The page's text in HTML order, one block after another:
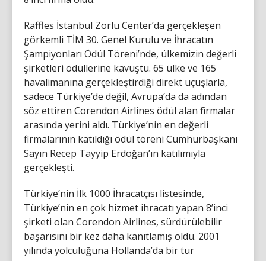
Raffles İstanbul Zorlu Center’da gerçekleşen
görkemli TİM 30. Genel Kurulu ve İhracatın
Şampiyonları Ödül Töreni’nde, ülkemizin değerli
şirketleri ödüllerine kavuştu. 65 ülke ve 165
havalimanına gerçekleştirdiği direkt uçuşlarla,
sadece Türkiye’de değil, Avrupa’da da adından
söz ettiren Corendon Airlines ödül alan firmalar
arasında yerini aldı. Türkiye’nin en değerli
firmalarının katıldığı ödül töreni Cumhurbaşkanı
Sayın Recep Tayyip Erdoğan’ın katılımıyla
gerçekleşti.
Türkiye’nin İlk 1000 İhracatçısı listesinde,
Türkiye’nin en çok hizmet ihracatı yapan 8’inci
şirketi olan Corendon Airlines, sürdürülebilir
başarısını bir kez daha kanıtlamış oldu. 2001
yılında yolculuğuna Hollanda’da bir tur